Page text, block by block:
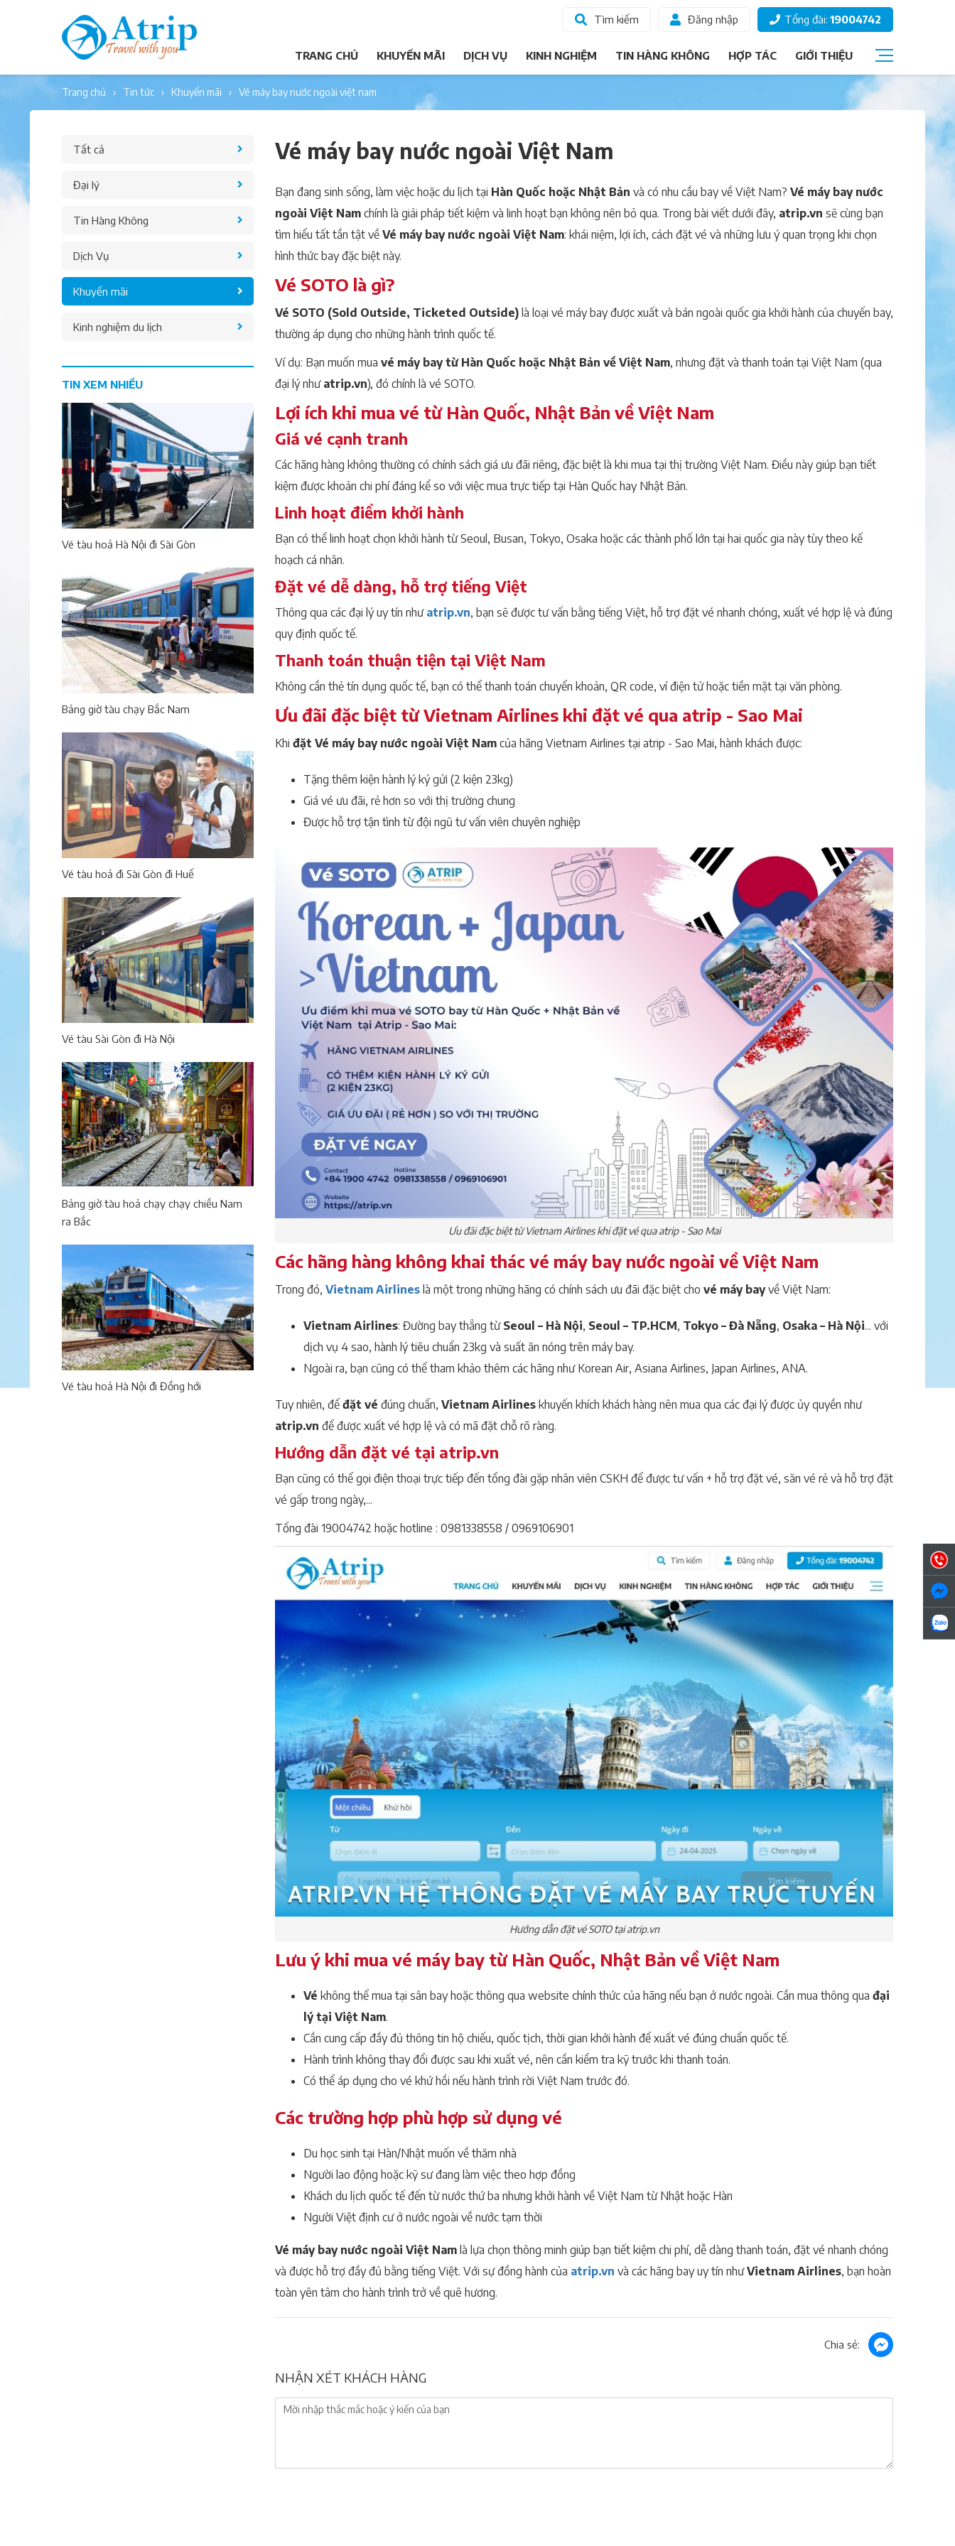
Tìm kiếm Đăng nhập Tổng đài: 19004742
TRANG CHỦ KHUYẾN MÃI DỊCH VỤ KINH NGHIỆM TIN HÀNG KHÔNG HỢP TÁC GIỚI THIỆU
Ký gửi hành lý
Chọn ghế ngồi
trang chủ tin tức khuyến mãi vé máy bay nước ngoài việt nam
Tất cả
Đại lý
Tin Hàng Không
Dịch Vụ
Khuyến mãi
Kinh nghiệm du lịch
TIN XEM NHIỀU
Vé tàu hoả Hà Nội đi Sài Gòn
Bảng giờ tàu chạy Bắc Nam
Vé tàu hoả đi Sài Gòn đi Huế
Vé tàu Sài Gòn đi Hà Nội
Bảng giờ tàu hoả chạy chạy chiều Nam
ra Bắc
Vé tàu hoả Hà Nội đi Đồng hới
Vé máy bay nước ngoài Việt Nam
Bạn đang sinh sống, làm việc hoặc du lịch tại Hàn Quốc hoặc Nhật Bản và có nhu cầu bay về Việt Nam? Vé máy bay nước
ngoài Việt Nam chính là giải pháp tiết kiệm và linh hoạt bạn không nên bỏ qua. Trong bài viết dưới đây, atrip.vn sẽ cùng bạn
tìm hiểu tất tần tật về Vé máy bay nước ngoài Việt Nam: khái niệm, lợi ích, cách đặt vé và những lưu ý quan trọng khi chọn
hình thức bay đặc biệt này.
Vé SOTO là gì?
Vé SOTO (Sold Outside, Ticketed Outside) là loại vé máy bay được xuất và bán ngoài quốc gia khởi hành của chuyến bay,
thường áp dụng cho những hành trình quốc tế.
Ví dụ: Bạn muốn mua vé máy bay từ Hàn Quốc hoặc Nhật Bản về Việt Nam, nhưng đặt và thanh toán tại Việt Nam (qua
đại lý nhưatrip.vn), đó chính là vé SOTO.
Lợi ích khi mua vé từ Hàn Quốc, Nhật Bản về Việt Nam
Giá vé cạnh tranh
Các hãng hàng không thường có chính sách giá ưu đãi riêng, đặc biệt là khi mua tại thị trường Việt Nam. Điều này giúp bạn tiết
kiệm được khoản chi phí đáng kể so với việc mua trực tiếp tại Hàn Quốc hay Nhật Bản.
Linh hoạt điểm khởi hành
Bạn có thể linh hoạt chọn khởi hành từ Seoul, Busan, Tokyo, Osaka hoặc các thành phố lớn tại hai quốc gia này tùy theo kế
hoạch cá nhân.
Đặt vé dễ dàng, hỗ trợ tiếng Việt
Thông qua các đại lý uy tín như atrip.vn, bạn sẽ được tư vấn bằng tiếng Việt, hỗ trợ đặt vé nhanh chóng, xuất vé hợp lệ và đúng
quy định quốc tế.
Thanh toán thuận tiện tại Việt Nam
Không cần thẻ tín dụng quốc tế, bạn có thể thanh toán chuyển khoản, QR code, ví điện tử hoặc tiền mặt tại văn phòng.
Ưu đãi đặc biệt từ Vietnam Airlines khi đặt vé qua atrip - Sao Mai
Khi đặt Vé máy bay nước ngoài Việt Nam của hãng Vietnam Airlines tại atrip - Sao Mai, hành khách được:
Tặng thêm kiện hành lý ký gửi (2 kiện 23kg)
Giá vé ưu đãi, rẻ hơn so với thị trường chung
Được hỗ trợ tận tình từ đội ngũ tư vấn viên chuyên nghiệp
Ưu đãi đặc biệt từ Vietnam Airlines khi đặt vé qua atrip - Sao Mai
Các hãng hàng không khai thác vé máy bay nước ngoài về Việt Nam
Trong đó, Vietnam Airlines là một trong những hãng có chính sách ưu đãi đặc biệt cho vé máy bayvề Việt Nam:
Vietnam Airlines: Đường bay thẳng từ Seoul – Hà Nội, Seoul – TP.HCM, Tokyo – Đà Nẵng, Osaka – Hà Nội... với
dịch vụ 4 sao, hành lý tiêu chuẩn 23kg và suất ăn nóng trên máy bay.
Ngoài ra, bạn cũng có thể tham khảo thêm các hãng như Korean Air, Asiana Airlines, Japan Airlines, ANA.
Tuy nhiên, để đặt vé đúng chuẩn, Vietnam Airlines khuyến khích khách hàng nên mua qua các đại lý được ủy quyền như
atrip.vn để được xuất vé hợp lệ và có mã đặt chỗ rõ ràng.
Hướng dẫn đặt vé tại atrip.vn
Bạn cũng có thể gọi điện thoại trực tiếp đến tổng đài gặp nhân viên CSKH để được tư vấn + hỗ trợ đặt vé, săn vé rẻ và hỗ trợ đặt
vé gấp trong ngày,...
Tổng đài 19004742 hoặc hotline : 0981338558 / 0969106901
Hướng dẫn đặt vé SOTO tại atrip.vn
Lưu ý khi mua vé máy bay từ Hàn Quốc, Nhật Bản về Việt Nam
Vé không thể mua tại sân bay hoặc thông qua website chính thức của hãng nếu bạn ở nước ngoài. Cần mua thông qua đại
lý tại Việt Nam.
Cần cung cấp đầy đủ thông tin hộ chiếu, quốc tịch, thời gian khởi hành để xuất vé đúng chuẩn quốc tế.
Hành trình không thay đổi được sau khi xuất vé, nên cần kiểm tra kỹ trước khi thanh toán.
Có thể áp dụng cho vé khứ hồi nếu hành trình rời Việt Nam trước đó.
Các trường hợp phù hợp sử dụng vé
Du học sinh tại Hàn/Nhật muốn về thăm nhà
Người lao động hoặc kỹ sư đang làm việc theo hợp đồng
Khách du lịch quốc tế đến từ nước thứ ba nhưng khởi hành về Việt Nam từ Nhật hoặc Hàn
Người Việt định cư ở nước ngoài về nước tạm thời
Vé máy bay nước ngoài Việt Nam là lựa chọn thông minh giúp bạn tiết kiệm chi phí, dễ dàng thanh toán, đặt vé nhanh chóng
và được hỗ trợ đầy đủ bằng tiếng Việt. Với sự đồng hành của atrip.vn và các hãng bay uy tín nhưVietnam Airlines, bạn hoàn
toàn yên tâm cho hành trình trở về quê hương.
Chia sẻ:
NHẬN XÉT KHÁCH HÀNG